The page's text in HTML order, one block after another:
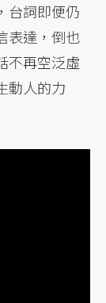
台詞即便仍
表達，倒也
不再空泛虛
動人的力